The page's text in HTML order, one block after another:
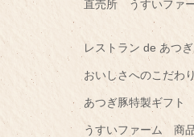
直売所 うすいファ
レストラン de あつ
おいしさへのこだわ
あつぎ豚特製ギフト
うすいファーム 商